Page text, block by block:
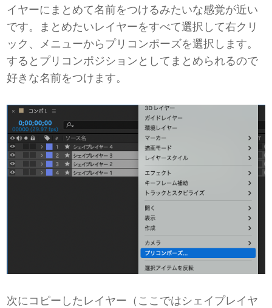
イヤーにまとめて名前をつけるみたいな感覚が近い
です。まとめたいレイヤーをすべて選択して右クリ
ック、メニューからプリコンポーズを選択します。
するとプリコンポジションとしてまとめられるので
好きな名前をつけます。
次にコピーしたレイヤー（ここではシェイプレイヤ